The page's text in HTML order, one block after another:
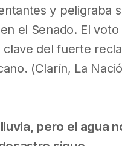
y peligraba
el Senado. El voto
clave del fuerte
(Clarín, La
pero el agua